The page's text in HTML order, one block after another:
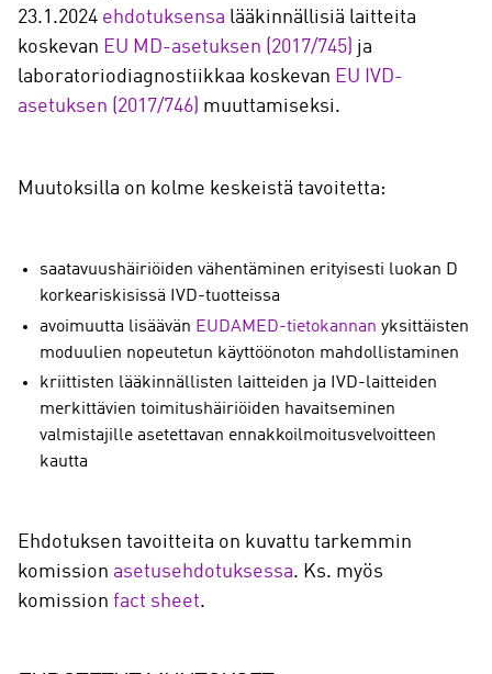
23.1.2024 ehdotuksensa lääkinnällisiä laitteita
koskevan EU MD-asetuksen (2017/745) ja
laboratoriodiagnostiikkaa koskevan EU IVD-
asetuksen (2017/746) muuttamiseksi.
Muutoksilla on kolme keskeistä tavoitetta:
saatavuushäiriöiden vähentäminen erityisesti luokan D
korkeariskisissä IVD-tuotteissa
avoimuutta lisäävän EUDAMED-tietokannan yksittäisten
moduulien nopeutetun käyttöönoton mahdollistaminen
kriittisten lääkinnällisten laitteiden ja IVD-laitteiden
merkittävien toimitushäiriöiden havaitseminen
valmistajille asetettavan ennakkoilmoitusvelvoitteen
kautta
Ehdotuksen tavoitteita on kuvattu tarkemmin
komission asetusehdotuksessa. Ks. myös
komission fact sheet.